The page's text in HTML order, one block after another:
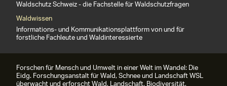
Waldschutz Schweiz - die Fachstelle für Waldschutzfragen
Waldwissen
Informations- und Kommunikationsplattform von und für
forstliche Fachleute und Waldinteressierte
Forschen für Mensch und Umwelt in einer Welt im Wandel: Die
Eidg. Forschungsanstalt für Wald, Schnee und Landschaft WSL